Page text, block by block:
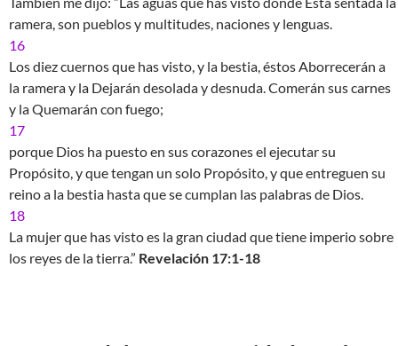
ramera, son pueblos y multitudes, naciones y lenguas.
16
Los diez cuernos que has visto, y la bestia, éstos Aborrecerán a
la ramera y la Dejarán desolada y desnuda. Comerán sus carnes
y la Quemarán con fuego;
17
porque Dios ha puesto en sus corazones el ejecutar su
Propósito, y que tengan un solo Propósito, y que entreguen su
reino a la bestia hasta que se cumplan las palabras de Dios.
18
La mujer que has visto es la gran ciudad que tiene imperio sobre
los reyes de la tierra.” Revelación 17:1-18